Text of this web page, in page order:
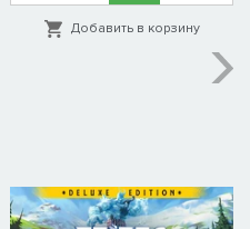
Добавить в корзину